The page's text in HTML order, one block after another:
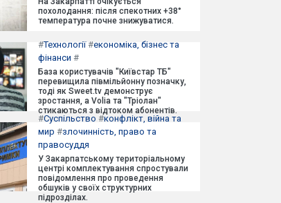
похолодання: після спекотних +38°
температура почне знижуватися.
#Технології#економіка, бізнес та
фінанси #
База користувачів "Київстар ТБ"
перевищила півмільйонну позначку,
тоді як Sweet.tv демонструє
зростання, а Volia та "Тріолан"
стикаються з відтоком абонентів.
#Суспільство #конфлікт, війна та
мир #злочинність, право та
правосуддя
У Закарпатському територіальному
центрі комплектування спростували
повідомлення про проведення
обшуків у своїх структурних
підрозділах.